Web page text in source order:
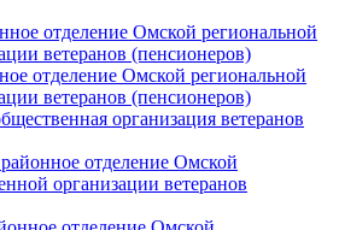
отделение Омской региональной
ветеранов (пенсионеров)
отделение Омской региональной
ветеранов (пенсионеров)
организация ветеранов
отделение Омской
организации ветеранов